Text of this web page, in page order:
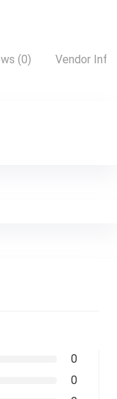
(0) Vendor Info
0
0